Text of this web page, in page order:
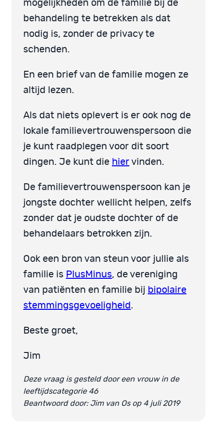
mogelijkheden om de familie bij de
behandeling te betrekken als dat
nodig is, zonder de privacy te
schenden.
En een brief van de familie mogen ze
altijd lezen.
Als dat niets oplevert is er ook nog de
lokale familievertrouwenspersoon die
je kunt raadplegen voor dit soort
dingen. Je kunt die hier vinden.
De familievertrouwenspersoon kan je
jongste dochter wellicht helpen, zelfs
zonder dat je oudste dochter of de
behandelaars betrokken zijn.
Ook een bron van steun voor jullie als
familie is PlusMinus, de vereniging
van patiënten en familie bij bipolaire
stemmingsgevoeligheid .
Beste groet,
Jim
Deze vraag is gesteld door een vrouw in de
leeftijdscategorie 46
Beantwoord door: Jim van Os op 4 juli 2019